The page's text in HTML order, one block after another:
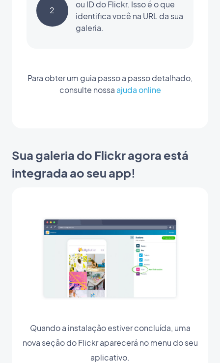
2
ou ID do Flickr. Isso é o que
identifica você na URL da sua
galeria.
Para obter um guia passo a passo detalhado,
consulte nossa ajuda online
Sua galeria do Flickr agora está
integrada ao seu app!
Quando a instalação estiver concluída, uma
nova seção do Flickr aparecerá no menu do seu
aplicativo.